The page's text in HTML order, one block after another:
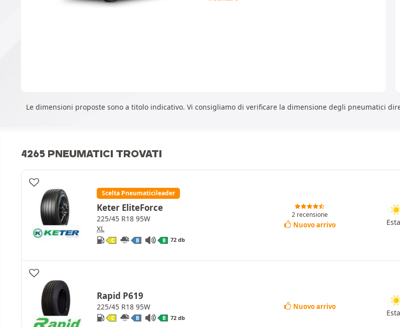
Le dimensioni proposte sono a titolo indicativo. Vi consigliamo di verificare la dimensione degli pneumatici
4265 PNEUMATICI TROVATI
Scelta Pneumaticileader
Keter EliteForce
225/45 R18 95W
XL
C B B 72 db
2 recensione
Nuovo arrivo
Rapid P619
225/45 R18 95W
C B B 72 db
Nuovo arrivo